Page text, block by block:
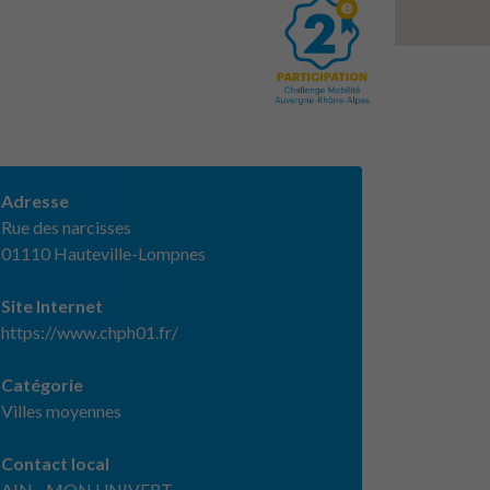
Adresse
Rue des narcisses
01110 Hauteville-Lompnes
Site Internet
https://www.chph01.fr/
Catégorie
Villes moyennes
Contact local